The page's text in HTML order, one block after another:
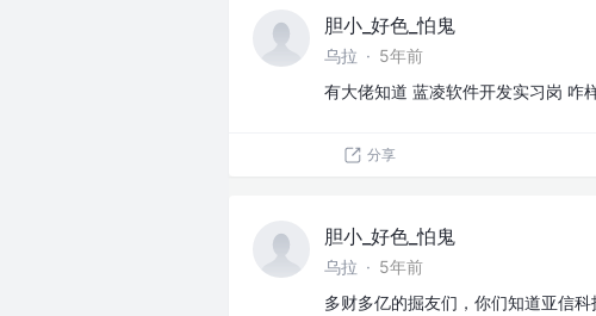
胆小_好色_怕鬼
乌拉 · 5年前
有大佬知道 蓝凌软件开发实习岗 咋
分享
胆小_好色_怕鬼
乌拉 · 5年前
多财多亿的掘友们，你们知道亚信